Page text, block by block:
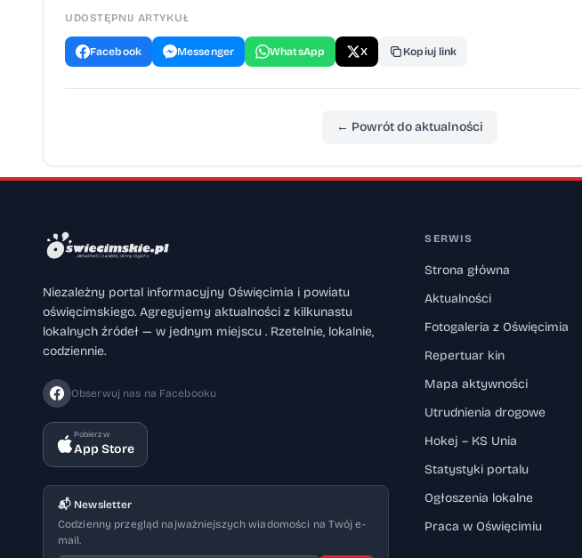
UDOSTĘPNIJ ARTYKUŁ
Facebook Messenger WhatsApp X Kopiuj link
← Powrót do aktualności
Niezależny portal informacyjny Oświęcimia i powiatu
oświęcimskiego. Agregujemy aktualności z kilkunastu
lokalnych źródeł — w jednym miejscu . Rzetelnie, lokalnie,
codziennie.
Obserwuj nas na Facebooku
Pobierz w
App Store
📬 Newsletter
Codzienny przegląd najważniejszych wiadomości na Twój e-
mail.
SERWIS
Strona główna
Aktualności
Fotogaleria z Oświęcimia
Repertuar kin
Mapa aktywności
Utrudnienia drogowe
Hokej – KS Unia
Statystyki portalu
Ogłoszenia lokalne
Praca w Oświęcimiu